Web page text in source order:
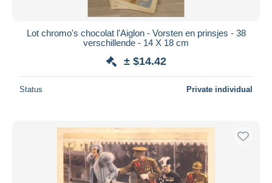
Price
Free shipping
Payment methods
PayPal
Lot chromo's chocolat l'Aiglon - Vorsten en prinsjes - 38
verschillende - 14 X 18 cm
± $14.42
Status Private individual